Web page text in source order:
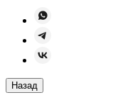
Назад